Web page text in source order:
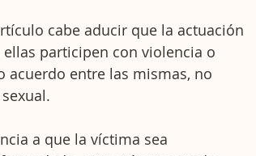
cabe aducir que la actuación
participen con violencia o
entre las mismas, no
a que la víctima sea